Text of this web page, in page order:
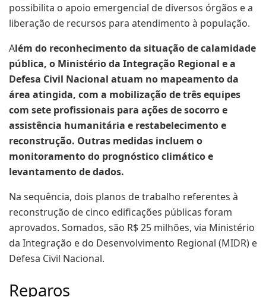
possibilita o apoio emergencial de diversos órgãos e a
liberação de recursos para atendimento à população.
Além do reconhecimento da situação de calamidade
pública, o Ministério da Integração Regional e a
Defesa Civil Nacional atuam no mapeamento da
área atingida, com a mobilização de três equipes
com sete profissionais para ações de socorro e
assistência humanitária e restabelecimento e
reconstrução. Outras medidas incluem o
monitoramento do prognóstico climático e
levantamento de dados.
Na sequência, dois planos de trabalho referentes à
reconstrução de cinco edificações públicas foram
aprovados. Somados, são R$ 25 milhões, via Ministério
da Integração e do Desenvolvimento Regional (MIDR) e
Defesa Civil Nacional.
Reparos